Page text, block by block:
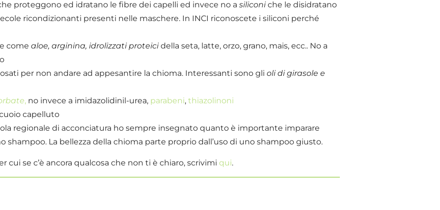
proteggono ed idratano le fibre dei capelli ed invece no a siliconiche le disidratano
ricondizionanti presenti nelle maschere. In INCI riconoscete i siliconi perché
come aloe, arginina, idrolizzati proteicidella seta, latte, orzo, grano, mais, ecc.. No a
per non andare ad appesantire la chioma. Interessanti sono gli oli di girasole e
, no invece a imidazolidinil-urea, parabeni, thiazolinoni
capelluto
regionale di acconciatura ho sempre insegnato quanto è importante imparare
La bellezza della chioma parte proprio dall’uso di uno shampoo giusto.
se c’è ancora qualcosa che non ti è chiaro, scrivimi qui.